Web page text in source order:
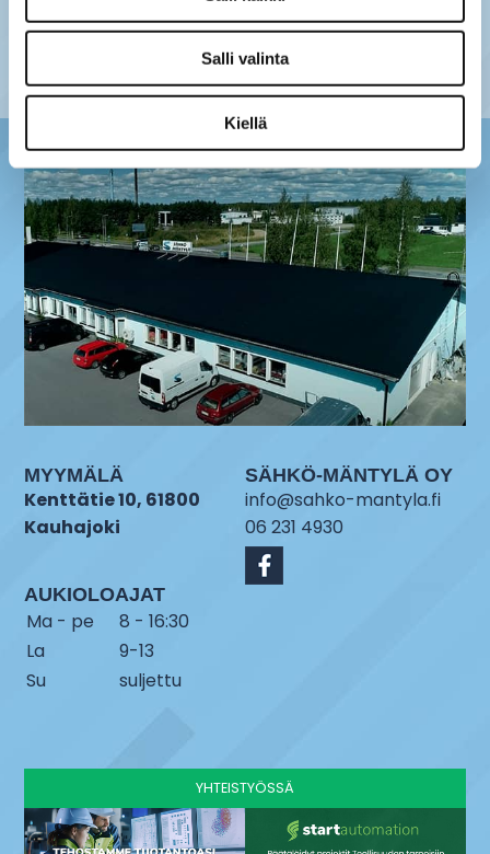
Salli valinta
Kiellä
Toimitustavat ja -kulut ›
Tietosuojaseloste ›
Asiakaspalaute ›
MYYMÄLÄ
Kenttätie 10, 61800
Kauhajoki
AUKIOLOAJAT
Ma - pe
8 - 16:30
La
9-13
Su
suljettu
SÄHKÖ-MÄNTYLÄ OY
info@sahko-mantyla.fi
06 231 4930
YHTEISTYÖSSÄ